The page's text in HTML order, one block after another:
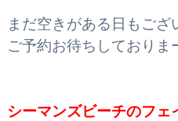
まだ空きがある日もござ
ご予約お待ちしておりま
シーマンズビーチのフェ